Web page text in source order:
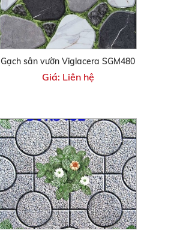
Gạch sân vườn Viglacera SGM480
Giá: Liên hệ